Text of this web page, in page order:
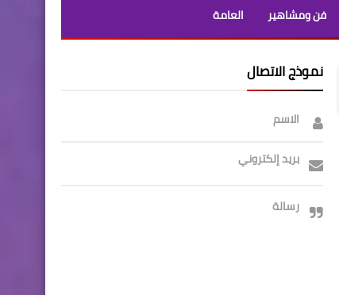
فن ومشاهير العامة
نموذج الاتصال
الاسم
بريد إلكتروني
رسالة